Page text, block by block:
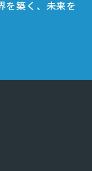
を築く、未来を